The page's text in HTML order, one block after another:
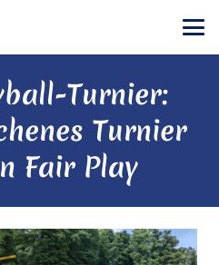
Turnier:
Turnier
Fair Play